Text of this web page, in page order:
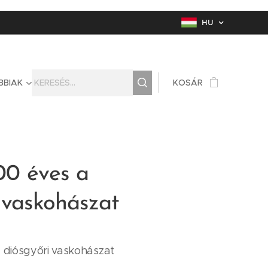
HU
KOSÁR
éves a
diósgyőri vaskohászat